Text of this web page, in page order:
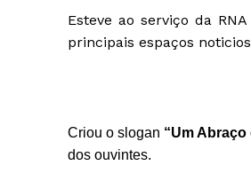
Esteve ao serviço da
principais espaços
Criou o slogan “Um
dos ouvintes.